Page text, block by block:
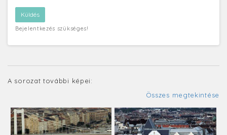
Bejelentkezés szükséges!
A sorozat további képei:
Összes megtekintése